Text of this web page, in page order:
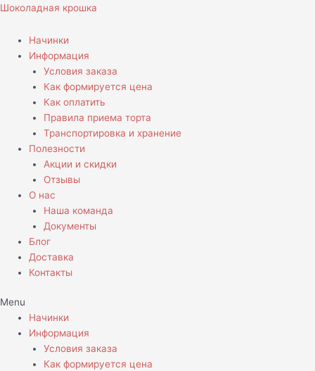
Перейти
содержимому
Шоколадная крошка
Начинки
Информация
Условия заказа
Как формируется цена
Как оплатить
Правила приема торта
Транспортировка и хранение
Полезности
Акции и скидки
Отзывы
О нас
Наша команда
Документы
Блог
Доставка
Контакты
Menu
Начинки
Информация
Условия заказа
Как формируется цена
Количество
Торт
с
девушкой